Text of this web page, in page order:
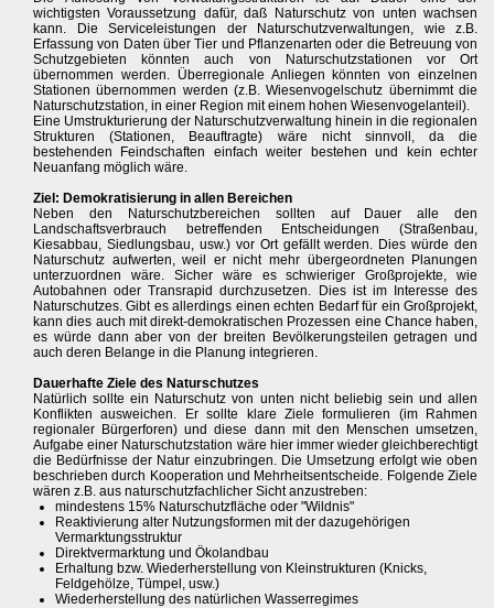
wichtigsten Voraussetzung dafür, daß Naturschutz von unten wachsen
kann. Die Serviceleistungen der Naturschutzverwaltungen, wie z.B.
Erfassung von Daten über Tier und Pflanzenarten oder die Betreuung von
Schutzgebieten könnten auch von Naturschutzstationen vor Ort
übernommen werden. Überregionale Anliegen könnten von einzelnen
Stationen übernommen werden (z.B. Wiesenvogelschutz übernimmt die
Naturschutzstation, in einer Region mit einem hohen Wiesenvogelanteil).
Eine Umstrukturierung der Naturschutzverwaltung hinein in die regionalen
Strukturen (Stationen, Beauftragte) wäre nicht sinnvoll, da die
bestehenden Feindschaften einfach weiter bestehen und kein echter
Neuanfang möglich wäre.
Ziel: Demokratisierung in allen Bereichen
Neben den Naturschutzbereichen sollten auf Dauer alle den
Landschaftsverbrauch betreffenden Entscheidungen (Straßenbau,
Kiesabbau, Siedlungsbau, usw.) vor Ort gefällt werden. Dies würde den
Naturschutz aufwerten, weil er nicht mehr übergeordneten Planungen
unterzuordnen wäre. Sicher wäre es schwieriger Großprojekte, wie
Autobahnen oder Transrapid durchzusetzen. Dies ist im Interesse des
Naturschutzes. Gibt es allerdings einen echten Bedarf für ein Großprojekt,
kann dies auch mit direkt-demokratischen Prozessen eine Chance haben,
es würde dann aber von der breiten Bevölkerungsteilen getragen und
auch deren Belange in die Planung integrieren.
Dauerhafte Ziele des Naturschutzes
Natürlich sollte ein Naturschutz von unten nicht beliebig sein und allen
Konflikten ausweichen. Er sollte klare Ziele formulieren (im Rahmen
regionaler Bürgerforen) und diese dann mit den Menschen umsetzen,
Aufgabe einer Naturschutzstation wäre hier immer wieder gleichberechtigt
die Bedürfnisse der Natur einzubringen. Die Umsetzung erfolgt wie oben
beschrieben durch Kooperation und Mehrheitsentscheide. Folgende Ziele
wären z.B. aus naturschutzfachlicher Sicht anzustreben:
mindestens 15% Naturschutzfläche oder "Wildnis"
Reaktivierung alter Nutzungsformen mit der dazugehörigen
Vermarktungsstruktur
Direktvermarktung und Ökolandbau
Erhaltung bzw. Wiederherstellung von Kleinstrukturen (Knicks,
Feldgehölze, Tümpel, usw.)
Wiederherstellung des natürlichen Wasserregimes